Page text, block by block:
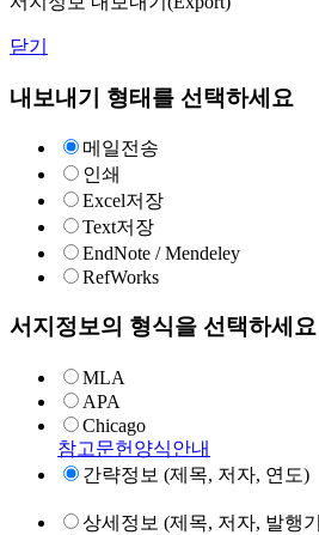
닫기
내보내기 형태를 선택하세요
메일전송
인쇄
Excel저장
Text저장
EndNote / Mendeley
RefWorks
서지정보의 형식을 선택하세요
MLA
APA
Chicago
참고문헌양식안내
간략정보 (제목, 저자, 연도)
상세정보 (제목, 저자, 발행